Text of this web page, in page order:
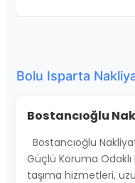
Bolu Isparta
Bostancıoğlu
Bostancıoğlu
Güçlü Koruma Odaklı
taşıma hizmetleri,